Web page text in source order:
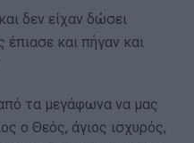
δεν είχαν δώσει
και πήγαν και
τα μεγάφωνα να μας
ο Θεός, άγιος ισχυρός,